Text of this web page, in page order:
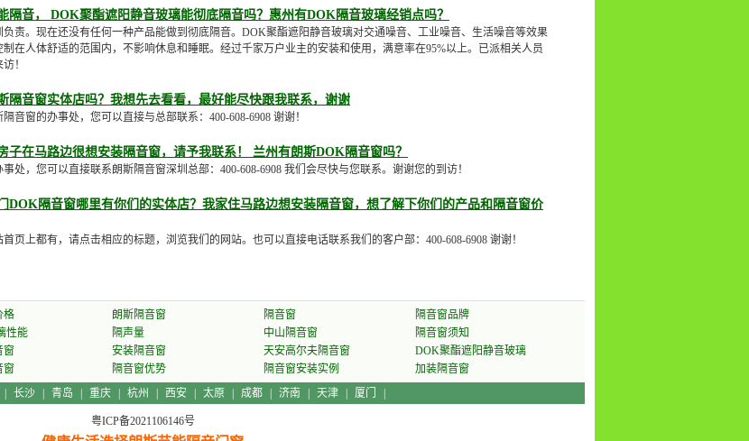
隔音， DOK聚酯遮阳静音玻璃能彻底隔音吗？惠州有DOK隔音玻璃经销点吗？
负责。现在还没有任何一种产品能做到彻底隔音。DOK聚酯遮阳静音玻璃对交通噪音、工业噪音、生活噪音等效果
在人体舒适的范围内，不影响休息和睡眠。经过千家万户业主的安装和使用，满意率在95%以上。已派相关人员
！
隔音窗实体店吗？我想先去看看，最好能尽快跟我联系，谢谢
音窗的办事处，您可以直接与总部联系：400-608-6908 谢谢！
子在马路边很想安装隔音窗，请予我联系！ 兰州有朗斯DOK隔音窗吗？
处，您可以直接联系朗斯隔音窗深圳总部：400-608-6908 我们会尽快与您联系。谢谢您的到访！
DOK隔音窗哪里有你们的实体店？我家住马路边想安装隔音窗，想了解下你们的产品和隔音窗价
页上都有，请点击相应的标题，浏览我们的网站。也可以直接电话联系我们的客户部：400-608-6908 谢谢！
格 朗斯隔音窗 隔音窗
隔音窗品牌
性能 隔声量 中山隔音窗
隔音窗须知
窗 安装隔音窗 天安高尔夫隔音窗
DOK聚酯遮阳静音玻璃
窗 隔音窗优势 隔音窗安装实例
加装隔音窗
长沙 青岛 重庆 杭州 西安 太原 成都 济南 天津 厦门
粤ICP备2021106146号